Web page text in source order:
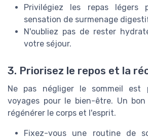
Privilégiez les repas légers
sensation de surmenage
N'oubliez pas de rester
votre séjour.
3. Priorisez le repos et la
Ne pas négliger le sommeil est
voyages pour le bien-être. Un
régénérer le corps et l'esprit.
Fixez-vous une routine de